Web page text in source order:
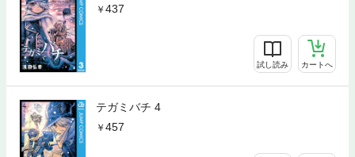
437
試し読み カートへ
テガミバチ 4
457